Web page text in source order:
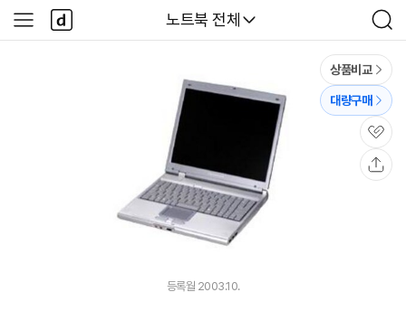
다나와
노트북 전체
검
색
사
이
다
나
와
상품비교
대량구매
관
심
등록월 2003.10.